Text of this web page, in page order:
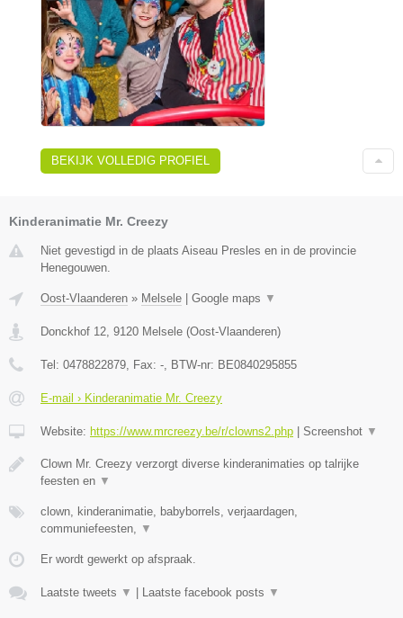
BEKIJK VOLLEDIG PROFIEL
Kinderanimatie Mr. Creezy
Niet gevestigd in de plaats Aiseau Presles en in de provincie
Henegouwen.
Oost-Vlaanderen » Melsele Google maps ▼
Donckhof 12, 9120 Melsele (Oost-Vlaanderen)
Tel: 0478822879, Fax: -, BTW-nr: BE0840295855
E-mail › Kinderanimatie Mr. Creezy
Website: https://www.mrcreezy.be/r/clowns2.php Screenshot ▼
Clown Mr. Creezy verzorgt diverse kinderanimaties op talrijke
feesten en ▼
clown, kinderanimatie, babyborrels, verjaardagen,
communiefeesten, ▼
Er wordt gewerkt op afspraak.
Laatste tweets ▼ Laatste facebook posts ▼